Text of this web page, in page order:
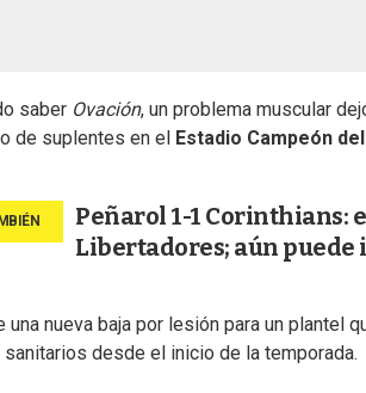
saber Ovación, un problema muscular
de suplentes en el
Estadio Campeón
Peñarol 1-1 Corinthians:
Libertadores; aún puede
una nueva baja por lesión para un
desde el inicio de la temporada.